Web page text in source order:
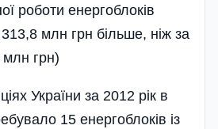
роботи енергоблоків
млн грн більше, ніж за
млн грн)
України за 2012 рік в
15 енергоблоків із